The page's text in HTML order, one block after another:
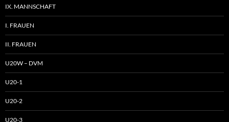
IX. MANNSCHAFT
I. FRAUEN
II. FRAUEN
U20W – DVM
U20-1
U20-2
U20-3